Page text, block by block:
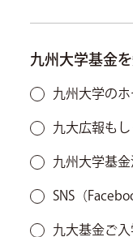
九州大学基金
九州大学の
九大広報も
九州大学基
SNS（
九大基金ご